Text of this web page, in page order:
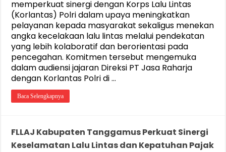
memperkuat sinergi dengan Korps Lalu Lintas
(Korlantas) Polri dalam upaya meningkatkan
pelayanan kepada masyarakat sekaligus menekan
angka kecelakaan lalu lintas melalui pendekatan
yang lebih kolaboratif dan berorientasi pada
pencegahan. Komitmen tersebut mengemuka
dalam audiensi jajaran Direksi PT Jasa Raharja
dengan Korlantas Polri di …
Baca Selengkapnya
FLLAJ Kabupaten Tanggamus Perkuat Sinergi
Keselamatan Lalu Lintas dan Kepatuhan Pajak